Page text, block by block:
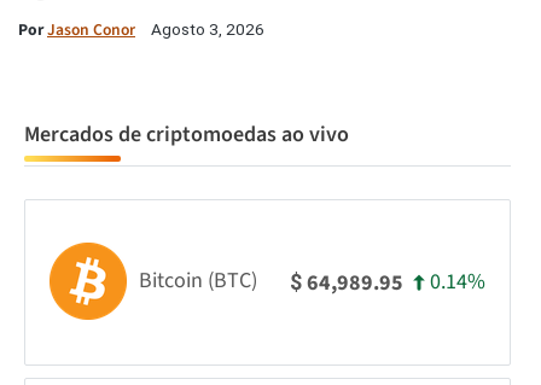
PorJason Conor Agosto 3, 2026
Mercados de criptomoedas ao vivo
Bitcoin (BTC) $64,989.95 0.14%